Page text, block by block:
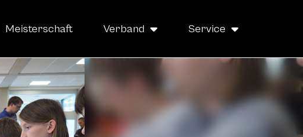
Meisterschaft Verband Service